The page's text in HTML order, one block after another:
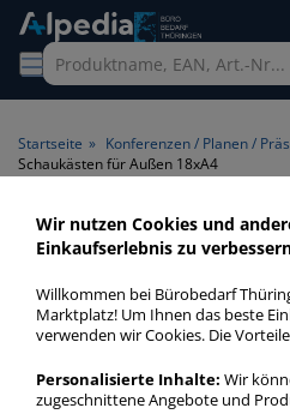
Startseite »
Schaukästen für Außen 18xA4
Schaukästen für
> Format 18xA4
Schaukästen für Außen 18xA4 in
18xA4 mit unserer Filter-
Wir nutzen Cookies und
Einkaufserlebnis zu
Willkommen bei Bürobedarf
Marktplatz! Um Ihnen das beste
verwenden wir Cookies. Die
Personalisierte Inhalte: Wir
zugeschnittene Angebote und